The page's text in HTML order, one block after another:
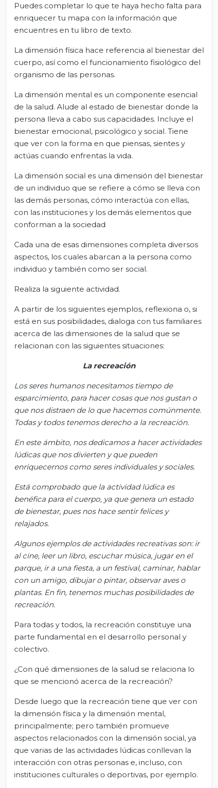
Puedes completar lo que te haya hecho falta para
enriquecer tu mapa con la información que
encuentres en tu libro de texto.
La dimensión física hace referencia al bienestar del
cuerpo, así como el funcionamiento fisiológico del
organismo de las personas.
La dimensión mental es un componente esencial
de la salud. Alude al estado de bienestar donde la
persona lleva a cabo sus capacidades. Incluye el
bienestar emocional, psicológico y social. Tiene
que ver con la forma en que piensas, sientes y
actúas cuando enfrentas la vida.
La dimensión social es una dimensión del bienestar
de un individuo que se refiere a cómo se lleva con
las demás personas, cómo interactúa con ellas,
con las instituciones y los demás elementos que
conforman a la sociedad
Cada una de esas dimensiones completa diversos
aspectos, los cuales abarcan a la persona como
individuo y también como ser social.
Realiza la siguiente actividad.
A partir de los siguientes ejemplos, reflexiona o, si
está en sus posibilidades, dialoga con tus familiares
acerca de las dimensiones de la salud que se
relacionan con las siguientes situaciones:
La recreación
Los seres humanos necesitamos tiempo de
esparcimiento, para hacer cosas que nos gustan o
que nos distraen de lo que hacemos comúnmente.
Todas y todos tenemos derecho a la recreación.
En este ámbito, nos dedicamos a hacer actividades
lúdicas que nos divierten y que pueden
enriquecernos como seres individuales y sociales.
Está comprobado que la actividad lúdica es
benéfica para el cuerpo, ya que genera un estado
de bienestar, pues nos hace sentir felices y
relajados.
Algunos ejemplos de actividades recreativas son: ir
al cine, leer un libro, escuchar música, jugar en el
parque, ir a una fiesta, a un festival, caminar, hablar
con un amigo, dibujar o pintar, observar aves o
plantas. En fin, tenemos muchas posibilidades de
recreación.
Para todas y todos, la recreación constituye una
parte fundamental en el desarrollo personal y
colectivo.
¿Con qué dimensiones de la salud se relaciona lo
que se mencionó acerca de la recreación?
Desde luego que la recreación tiene que ver con
la dimensión física y la dimensión mental,
principalmente; pero también promueve
aspectos relacionados con la dimensión social, ya
que varias de las actividades lúdicas conllevan la
interacción con otras personas e, incluso, con
instituciones culturales o deportivas, por ejemplo.